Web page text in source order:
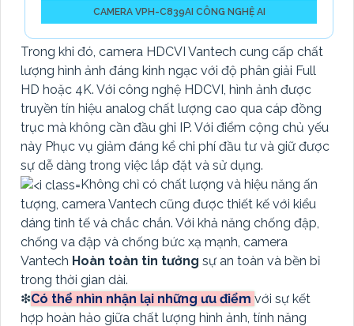
CAMERA VPH-C839AI CÔNG NGHỆ AI
Trong khi đó, camera HDCVI Vantech cung cấp chất
lượng hình ảnh đáng kinh ngạc với độ phân giải Full
HD hoặc 4K. Với công nghệ HDCVI, hình ảnh được
truyền tín hiệu analog chất lượng cao qua cáp đồng
trục mà không cần đầu ghi IP. Với điểm cộng chủ yếu
này Phục vụ giảm đáng kể chi phí đầu tư và giữ được
sự dễ dàng trong việc lắp đặt và sử dụng.
Không chỉ có chất lượng và hiệu năng ấn
tượng, camera Vantech cũng được thiết kế với kiểu
dáng tinh tế và chắc chắn. Với khả năng chống đập,
chống va đập và chống bức xạ mạnh, camera
Vantech Hoàn toàn tin tưởng sự an toàn và bền bỉ
trong thời gian dài.
❇Có thể nhìn nhận lại những ưu điểm với sự kết
hợp hoàn hảo giữa chất lượng hình ảnh, tính năng